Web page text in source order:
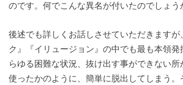
のです。何でこんな異名が付いたのでしょう
後述でも詳しくお話しさせていただきますが
ク』『イリュージョン』の中でも最も本領
らゆる困難な状況、抜け出す事ができない
使ったかのように、簡単に脱出してしまう